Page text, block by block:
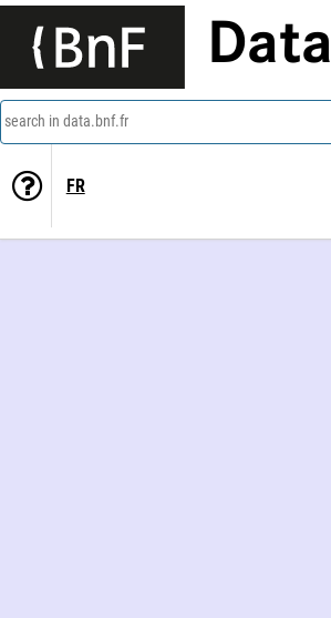
Data
search in data.bnf.fr
FR